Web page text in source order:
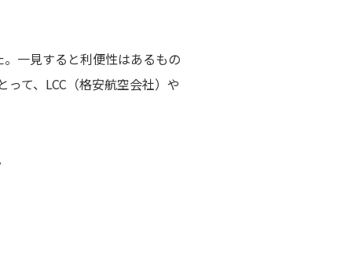
一見すると利便性はあるもの
て、LCC（格安航空会社）や